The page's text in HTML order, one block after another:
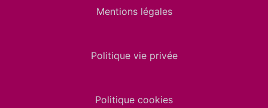
Mentions légales
Politique vie privée
Politique cookies